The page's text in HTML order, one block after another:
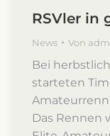
RSVler in
News Von
Bei
starteten
Das Rennen